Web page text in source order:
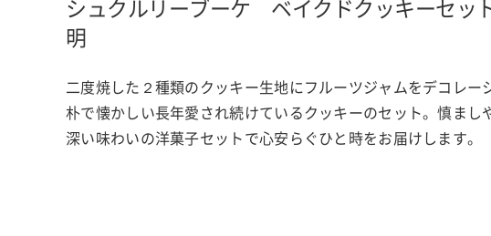
シュクルリーブーケ ベイクドクッキーセッ
明
二度焼した２種類のクッキー生地にフルーツジャムをデコレー
朴で懐かしい長年愛され続けているクッキーのセット。慎まし
深い味わいの洋菓子セットで心安らぐひと時をお届けします。